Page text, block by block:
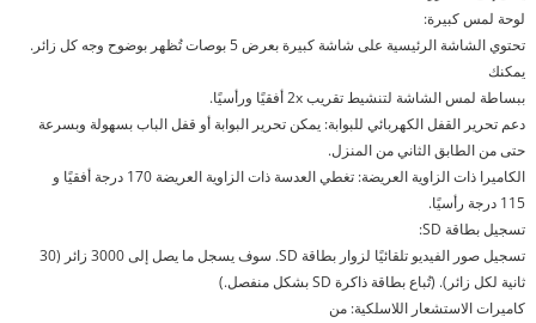
لوحة لمس كبيرة:
تحتوي الشاشة الرئيسية على شاشة كبيرة بعرض 5 بوصات تُظهر بوضوح وجه كل زائر.
يمكنك
ببساطة لمس الشاشة لتنشيط تقريب 2x أفقيًا ورأسيًا.
دعم تحرير القفل الكهربائي للبوابة: يمكن تحرير البوابة أو قفل الباب بسهولة وبسرعة
حتى من الطابق الثاني من المنزل.
الكاميرا ذات الزاوية العريضة: تغطي العدسة ذات الزاوية العريضة 170 درجة أفقيًا و
115 درجة رأسيًا.
تسجيل بطاقة SD:
تسجيل صور الفيديو تلقائيًا لزوار بطاقة SD. سوف يسجل ما يصل إلى 3000 زائر (30
ثانية لكل زائر). (تُباع بطاقة ذاكرة SD بشكل منفصل.)
كاميرات الاستشعار اللاسلكية: من